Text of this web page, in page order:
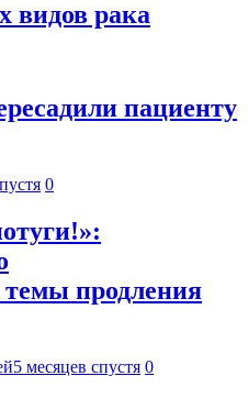
видов рака
пациенту
0
продления
5 месяцев спустя 0